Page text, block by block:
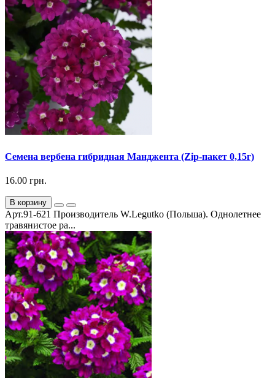
Семена вербена гибридная Манджента (Zip-пакет 0,15г)
16.00 грн.
В корзину
Арт.91-621 Производитель W.Legutko (Польша). Однолетнее
травянистое ра...